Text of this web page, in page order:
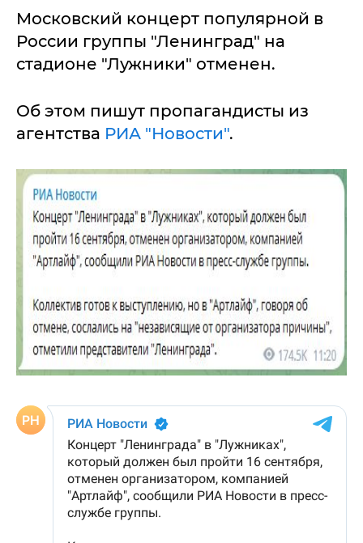
Московский концерт популярной в
России группы "Ленинград" на
стадионе "Лужники" отменен.
Об этом пишут пропагандисты из
агентства РИА "Новости".